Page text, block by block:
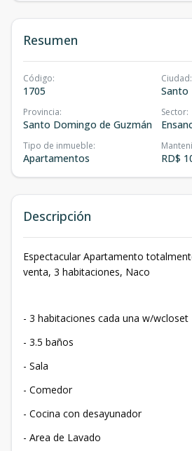
Resumen
Código:
1705
Ciudad:
Santo
Provincia:
Santo Domingo de Guzmán
Sector:
Tipo de inmueble:
Apartamentos RD$
Descripción
Espectacular Apartamento
venta, 3 habitaciones, Naco
- 3 habitaciones cada una w/wcloset
- 3.5 baños
- Sala
- Comedor
- Cocina con desayunador
- Area de Lavado